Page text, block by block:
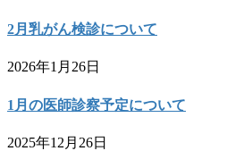
2月乳がん検診について
2026年1月26日
1月の医師診察予定について
2025年12月26日